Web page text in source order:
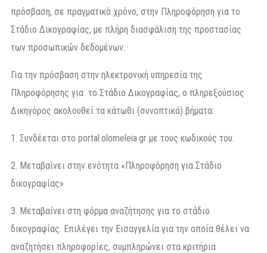
πρόσβαση, σε πραγματικό χρόνο, στην Πληροφόρηση για το
Στάδιο Δικογραφίας, με πλήρη διασφάλιση της προστασίας
των προσωπικών δεδομένων.
Για την πρόσβαση στην ηλεκτρονική υπηρεσία της
Πληροφόρησης για το Στάδιο Δικογραφίας, ο πληρεξούσιος
Δικηγόρος ακολουθεί τα κάτωθι (συνοπτικά) βήματα:
1. Συνδέεται στο portal.olomeleia.gr με τους κωδικούς του.
2. Μεταβαίνει στην ενότητα «Πληροφόρηση για Στάδιο
δικογραφίας»
3. Μεταβαίνει στη φόρμα αναζήτησης για το στάδιο
δικογραφίας. Επιλέγει την Εισαγγελία για την οποία θέλει να
αναζητήσει πληροφορίες, συμπληρώνει στα κριτήρια